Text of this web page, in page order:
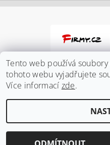
Vložením hodnocení
ochrany osobních údajů
2026 ©
Tento web používá
tohoto webu vyjadřujete
Více informací zde.